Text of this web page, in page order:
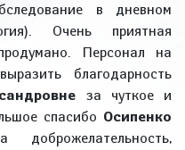
в дневном
Очень приятная
Персонал на
благодарность
за чуткое и
спасибо Осипенко
доброжелательность,